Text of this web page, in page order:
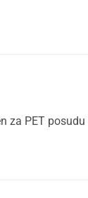
za PET